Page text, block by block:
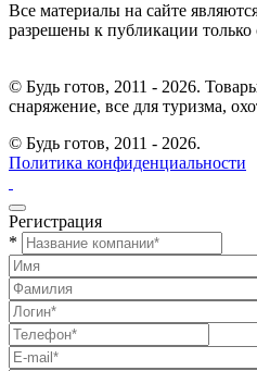
Все материалы на сайте
разрешены к публикации только
© Будь готов, 2011 - 2026.
снаряжение, все для туризма,
© Будь готов, 2011 - 2026.
Политика конфиденциальности
Регистрация
*